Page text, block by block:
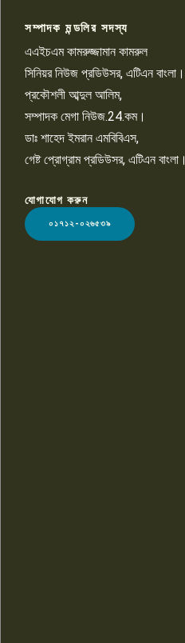
১০
LOGO
সম্পাদক মন্ডলির সদস্য
এএইচএম কামরুজ্জামান কামরুল
সিনিয়র নিউজ প্রডিউসর, এটিএন বাংলা।
প্রকৌশলী আব্দুল আলিম,
সম্পাদক মেগা নিউজ.24.কম।
ডাঃ শাহেদ ইমরান এমবিবিএস,
গেষ্ট প্রোগ্রাম প্রডিউসর, এটিএন বাংলা।
যোগাযোগ করুন
০১৭১২-০২৬৫৩৯